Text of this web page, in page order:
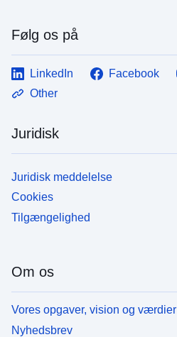
Følg os på
LinkedIn Facebook
Other
Juridisk
Juridisk meddelelse
Cookies
Tilgængelighed
Om os
Vores opgaver, vision og værdier
Nyhedsbrev